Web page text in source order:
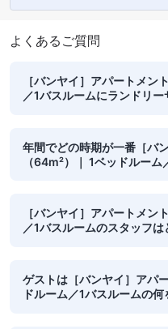
よくあるご質問
［バンヤイ］アパートメン
／1バスルームにランドリ
年間でどの時期が一番［バ
（64m²）｜ 1ベッドルー
［バンヤイ］アパートメン
／1バスルームのスタッフ
ゲストは［バンヤイ］アパ
ドルーム／1バスルームの